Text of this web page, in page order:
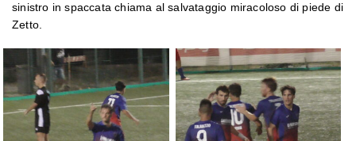
sinistro in spaccata chiama al salvataggio miracoloso di piede di
Zetto.